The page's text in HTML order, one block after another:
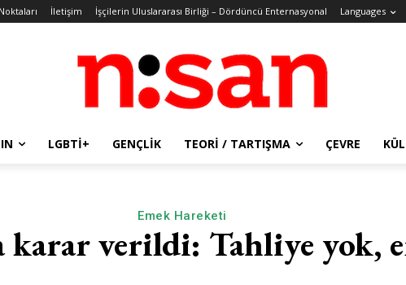
İletişim İşçilerin Uluslararası Birliği – Dördüncü Enternasyonal Languages
LGBTİ+ GENÇLIK TEORI / TARTIŞMA ÇEVRE
Emek Hareketi
karar verildi: Tahliye yok,